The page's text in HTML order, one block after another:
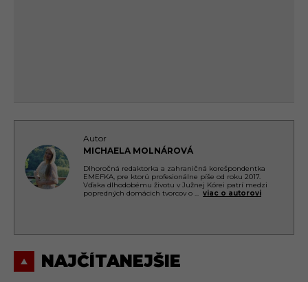
Autor
MICHAELA MOLNÁROVÁ
Dlhoročná redaktorka a zahraničná korešpondentka
EMEFKA, pre ktorú profesionálne píše od roku 2017.
Vďaka dlhodobému životu v Južnej Kórei patrí medzi
popredných domácich tvorcov o ... viac o autorovi
NAJČÍTANEJŠIE